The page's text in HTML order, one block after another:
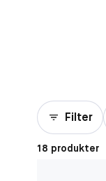
Filter
18 produkter